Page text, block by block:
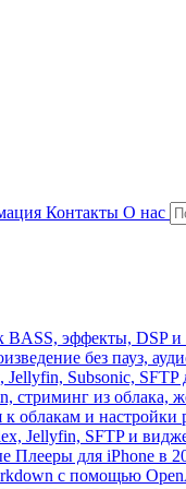
Контакты О нас
эффекты, DSP
без пауз,
Subsonic, SFTP
стриминг из облака,
облакам и настройки
Jellyfin, SFTP и
для iPhone в
с помощью